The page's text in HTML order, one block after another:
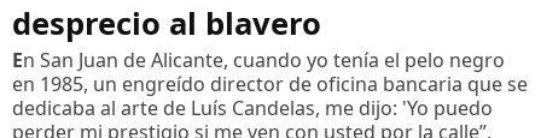
desprecio al blavero
En San Juan de Alicante, cuando yo tenía el pelo negro
en 1985, un engreído director de oficina bancaria que se
dedicaba al arte de Luís Candelas, me dijo: 'Yo puedo
perder mi prestigio si me ven con usted por la calle”.